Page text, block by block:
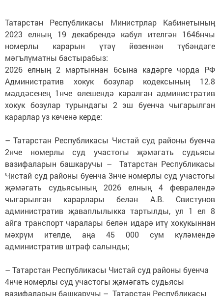
Татарстан Республикасы Министрлар Кабинетының
2023 елның 19 декабрендә кабул ителгән 1646нчы
номерлы карарын үтәү йөзеннән түбәндәге
мәгълүматны бастырабыз:
2026 елның 2 мартыннан 6сына кадәрге чорда РФ
Административ хокук бозулар кодексының 12.8
маддәсенең 1нче өлешендә каралган административ
хокук бозулар турындагы 2 эш буенча чыгарылган
карарлар үз көченә керде:
– Татарстан Республикасы Чистай суд районы буенча
2нче номерлы суд участогы җәмәгать судьясы
вазифаларын башкаручы – Татарстан Республикасы
Чистай суд районы буенча 3нче номерлы суд участогы
җәмәгать судьясының 2026 елның 4 февралендә
чыгарылган карарлары белән А.В. Свистунов
административ җаваплылыкка тартылды, ул 1 ел 8
айга транспорт чаралары белән идарә итү хокукыннан
мәхрүм ителде, аңа 45 000 сум күләмендә
административ штраф салынды;
– Татарстан Республикасы Чистай суд районы буенча
4нче номерлы суд участогы җәмәгать судьясы
вазифаларын башкаручы – Татарстан Республикасы